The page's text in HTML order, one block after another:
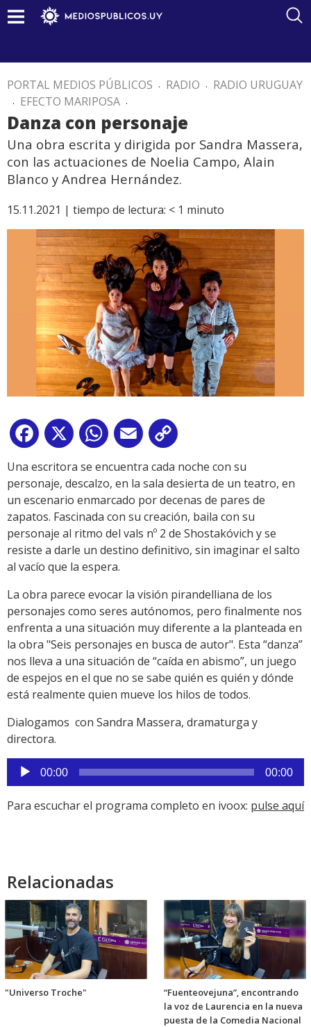
PORTAL MEDIOS PÚBLICOS . RADIO . RADIO URUGUAY
. EFECTO MARIPOSA .
Danza con personaje
Una obra escrita y dirigida por Sandra Massera,
con las actuaciones de Noelia Campo, Alain
Blanco y Andrea Hernández.
15.11.2021 | tiempo de lectura: < 1 minuto
Facebook
X WhatsApp
Email
Link
Una escritora se encuentra cada noche con su
personaje, descalzo, en la sala desierta de un teatro, en
un escenario enmarcado por decenas de pares de
zapatos. Fascinada con su creación, baila con su
personaje al ritmo del vals nº 2 de Shostakóvich y se
resiste a darle un destino definitivo, sin imaginar el salto
al vacío que la espera.
La obra parece evocar la visión pirandelliana de los
personajes como seres autónomos, pero finalmente nos
enfrenta a una situación muy diferente a la planteada en
la obra "Seis personajes en busca de autor". Esta “danza”
nos lleva a una situación de “caída en abismo”, un juego
de espejos en el que no se sabe quién es quién y dónde
está realmente quien mueve los hilos de todos.
Dialogamos con Sandra Massera, dramaturga y
directora.
Reproductor
de
audio
00:00 00:00
Para escuchar el programa completo en ivoox: pulse aquí
Relacionadas
"Universo Troche"
“Fuenteovejuna”, encontrando
la voz de Laurencia en la nueva
puesta de la Comedia Nacional